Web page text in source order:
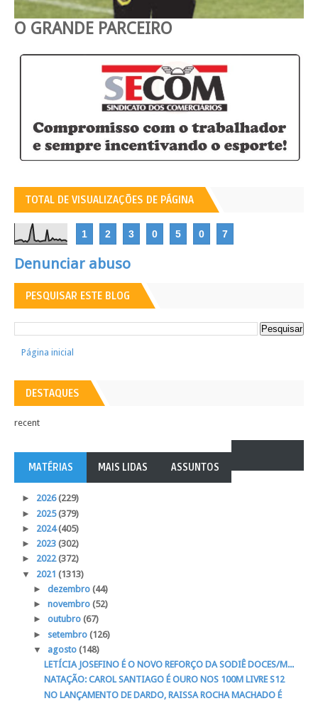
O GRANDE PARCEIRO
TOTAL DE VISUALIZAÇÕES DE PÁGINA
1 2 3 0 5 0 7
Denunciar abuso
PESQUISAR ESTE BLOG
Página inicial
DESTAQUES
recent
MATÉRIAS MAIS LIDAS ASSUNTOS
► 2026(229)
► 2025(379)
► 2024(405)
► 2023 (302)
► 2022(372)
▼ 2021 (1313)
► dezembro (44)
► novembro (52)
► outubro (67)
► setembro (126)
▼ agosto (148)
LETÍCIA JOSEFINO É O NOVO REFORÇO DA SODIÊ DOCES/M...
NATAÇÃO: CAROL SANTIAGO É OURO NOS 100M LIVRE S12
NO LANÇAMENTO DE DARDO, RAISSA ROCHA MACHADO É